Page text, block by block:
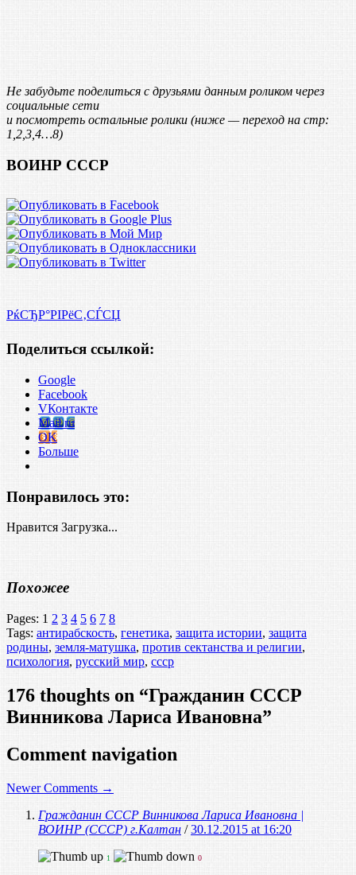
Не забудьте поделиться с друзьями данным роликом через
социальные сети
и посмотреть остальные ролики (ниже — переход на стр:
1,2,3,4…8)
ВОИНР СССР
РќСЂР°РІРёС‚СЃСЏ
Поделиться ссылкой:
Google
Facebook
VКонтакте
Mail.ru
OK
Больше
Понравилось это:
Нравится Загрузка...
Похожее
Pages: 1 2 3 4 5 6 7 8
Tags: антирабскость, генетика, защита истории, защита
родины, земля-матушка, против сектанства и религии,
психология, русский мир, ссср
176 thoughts on “Гражданин СССР
Винникова Лариса Ивановна”
Comment navigation
Newer Comments →
Гражданин СССР Винникова Лариса Ивановна |
ВОИНР (СССР) г.Калтан /30.12.2015 at 16:20
1 0